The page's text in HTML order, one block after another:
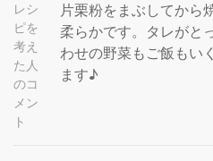
レシ
ピを
考え
た人
のコ
メン
ト
片栗粉をまぶしてから
柔らかです。タレがと
わせの野菜もご飯もい
ます♪